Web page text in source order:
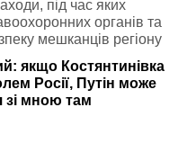
під час яких
органів та
мешканців регіону
якщо Костянтинівка
Росії, Путін може
зі мною там